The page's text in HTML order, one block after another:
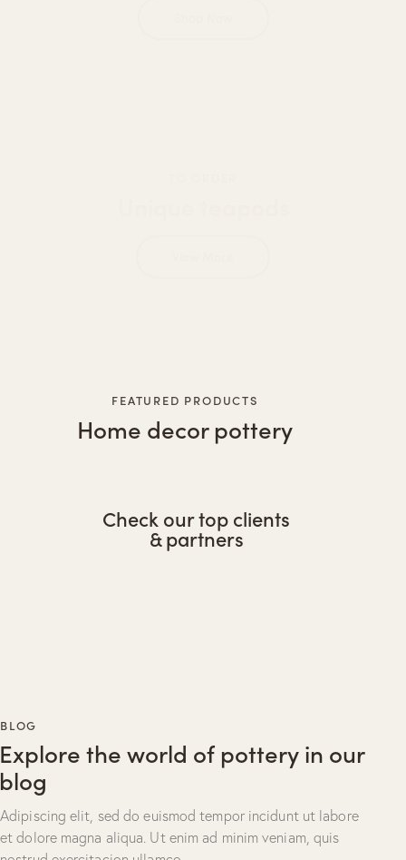
FEATURED PRODUCTS
Home decor pottery
Check our top clients
& partners
BLOG
Explore the world of pottery in our
blog
Adipiscing elit, sed do euismod tempor incidunt ut labore
et dolore magna aliqua. Ut enim ad minim veniam, quis